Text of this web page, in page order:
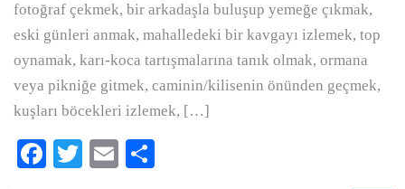
fotoğraf çekmek, bir arkadaşla buluşup yemeğe çıkmak,
eski günleri anmak, mahalledeki bir kavgayı izlemek, top
oynamak, karı-koca tartışmalarına tanık olmak, ormana
veya pikniğe gitmek, caminin/kilisenin önünden geçmek,
kuşları böcekleri izlemek, […]
Facebook
TwitterEmail